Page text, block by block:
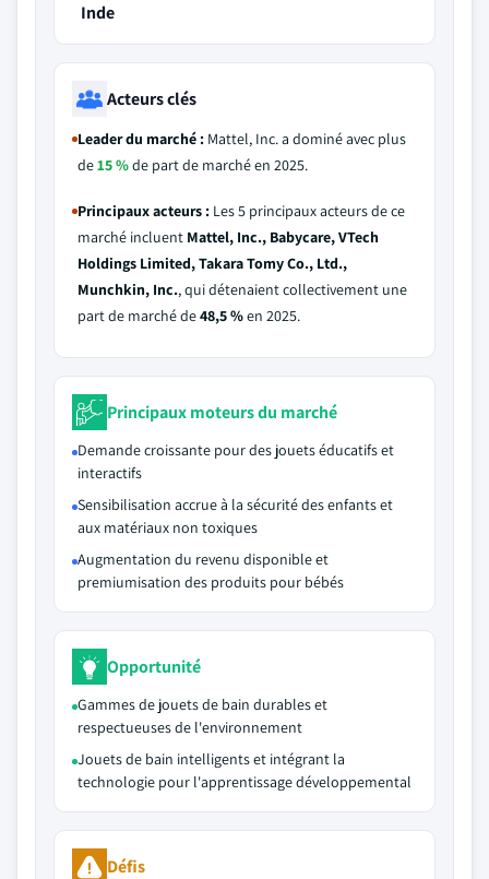
Inde
Acteurs clés
Leader du marché : Mattel, Inc. a dominé avec plus
de15 %de part de marché en 2025.
Principaux acteurs : Les 5 principaux acteurs de ce
marché incluent Mattel, Inc., Babycare, VTech
Holdings Limited, Takara Tomy Co., Ltd.,
Munchkin, Inc., qui détenaient collectivement une
part de marché de48,5 %en 2025.
Principaux moteurs du marché
Demande croissante pour des jouets éducatifs et
interactifs
Sensibilisation accrue à la sécurité des enfants et
aux matériaux non toxiques
Augmentation du revenu disponible et
premiumisation des produits pour bébés
Opportunité
Gammes de jouets de bain durables et
respectueuses de l'environnement
Jouets de bain intelligents et intégrant la
technologie pour l'apprentissage développemental
Défis